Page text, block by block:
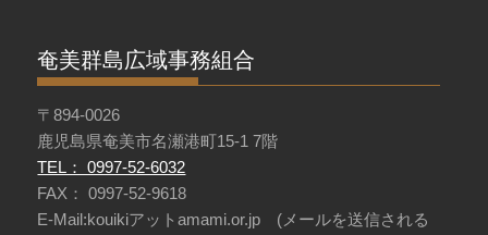
奄美群島広域事務組合
〒894-0026
鹿児島県奄美市名瀬港町15-1 7階
TEL： 0997-52-6032
FAX： 0997-52-9618
E-Mail:kouikiアットamami.or.jp (メールを送信される